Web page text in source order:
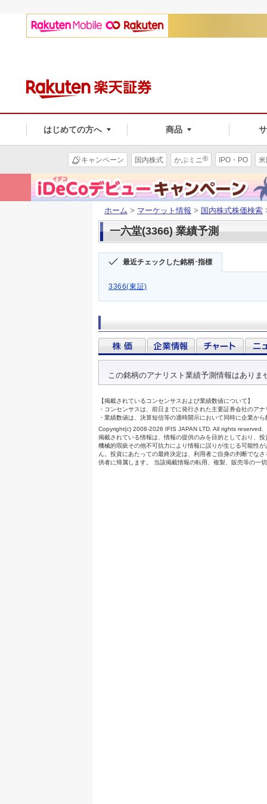
はじめての方へ 商品
キャンペーン 国内株式 かぶミニ® IPO・PO
ホーム > マーケット情報 > 国内株式株価検索
一六堂(3366) 業績予測
最近チェックした銘柄･指標
3366(東証)